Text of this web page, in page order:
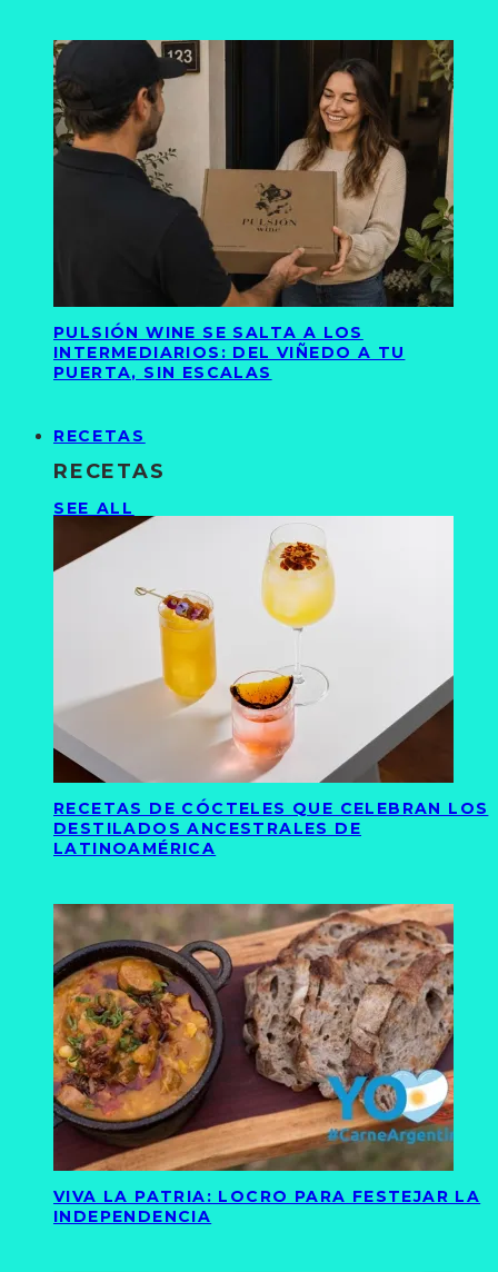
PULSIÓN WINE SE SALTA A LOS
INTERMEDIARIOS: DEL VIÑEDO A TU
PUERTA, SIN ESCALAS
RECETAS
RECETAS
SEE ALL
RECETAS DE CÓCTELES QUE CELEBRAN LOS
DESTILADOS ANCESTRALES DE
LATINOAMÉRICA
VIVA LA PATRIA: LOCRO PARA FESTEJAR LA
INDEPENDENCIA